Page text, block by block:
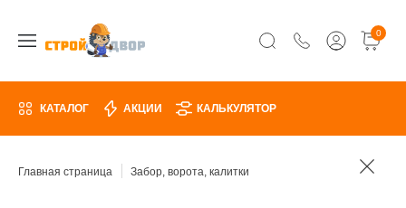
0
КАТАЛОГ АКЦИИ КАЛЬКУЛЯТОР
Главная страница Забор, ворота, калитки